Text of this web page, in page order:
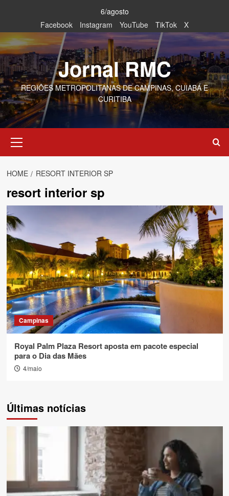
content
6/agosto
Facebook
Instagram YouTube TikTok X
Jornal RMC
REGIÕES METROPOLITANAS DE CAMPINAS, CUIABÁ E
CURITIBA
Menu
HOME RESORT INTERIOR SP
resort interior sp
Campinas
Royal Palm Plaza Resort aposta em pacote especial
para o Dia das Mães
4/maio
Últimas notícias